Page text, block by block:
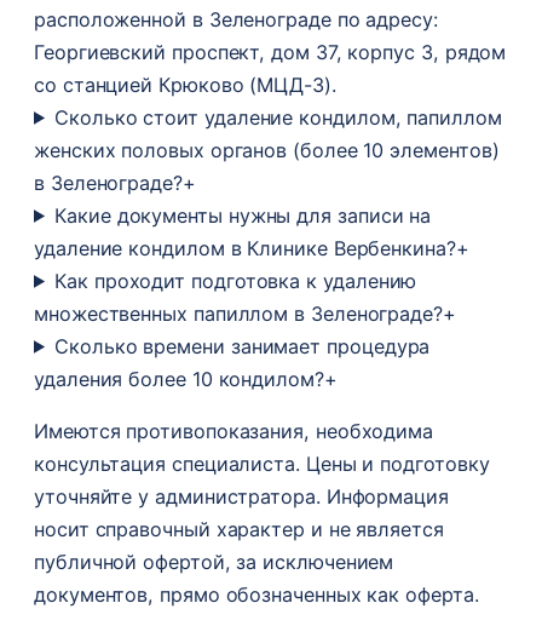
расположенной в Зеленограде по адресу:
Георгиевский проспект, дом 37, корпус 3, рядом
со станцией Крюково (МЦД-3).
Сколько стоит удаление кондилом, папиллом
женских половых органов (более 10 элементов)
в Зеленограде?+
Какие документы нужны для записи на
удаление кондилом в Клинике Вербенкина?+
Как проходит подготовка к удалению
множественных папиллом в Зеленограде?+
Сколько времени занимает процедура
удаления более 10 кондилом?+
Имеются противопоказания, необходима
консультация специалиста. Цены и подготовку
уточняйте у администратора. Информация
носит справочный характер и не является
публичной офертой, за исключением
документов, прямо обозначенных как оферта.